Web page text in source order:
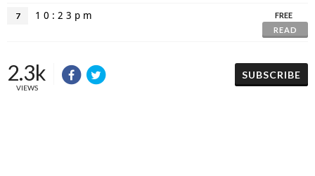
7 1 0 : 2 3 p m
FREE
READ
2.3k
VIEWS
SUBSCRIBE